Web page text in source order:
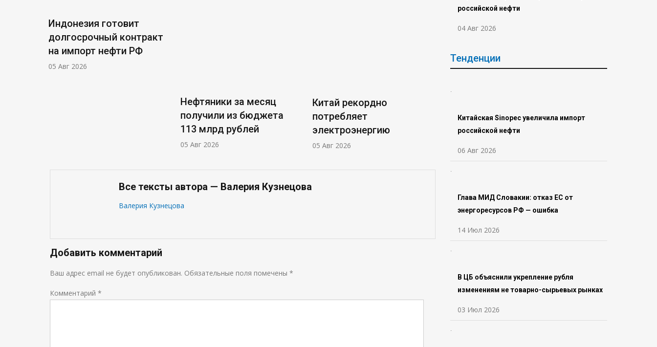
Индонезия готовит
долгосрочный контракт
на импорт нефти РФ
05 Авг 2026
Нефтяники за месяц
получили из бюджета
113 млрд рублей
05 Авг 2026
Китай рекордно
потребляет
электроэнергию
05 Авг 2026
Все тексты автора — Валерия Кузнецова
Валерия Кузнецова
Добавить комментарий
Ваш адрес email не будет опубликован. Обязательные поля помечены *
Комментарий *
российской нефти
04 Авг 2026
Тенденции
Китайская Sinopec увеличила импорт
российской нефти
06 Авг 2026
Глава МИД Словакии: отказ ЕС от
энергоресурсов РФ — ошибка
14 Июл 2026
В ЦБ объяснили укрепление рубля
изменениям не товарно-сырьевых рынках
03 Июл 2026